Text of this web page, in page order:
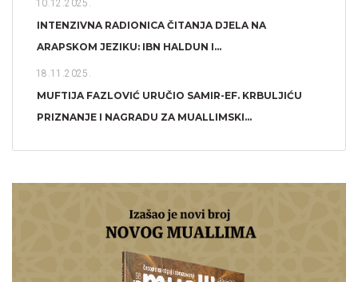
10.12.2025.
INTENZIVNA RADIONICA ČITANJA DJELA NA
ARAPSKOM JEZIKU: IBN HALDUN I...
18.11.2025.
MUFTIJA FAZLOVIĆ URUČIO SAMIR-EF. KRBULJIĆU
PRIZNANJE I NAGRADU ZA MUALLIMSKI...